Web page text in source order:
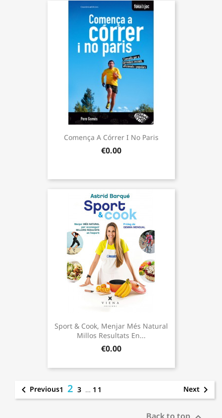
Comença A Córrer I No Paris
€0.00
Sport & Cook, Menjar Més Natural
Millos Resultats En...
€0.00
 Previous1 2 3 … 11 Next 